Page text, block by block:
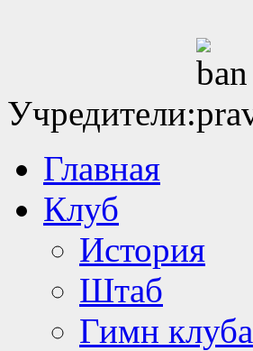
Учредители:
Главная
Клуб
История
Штаб
Гимн клуба